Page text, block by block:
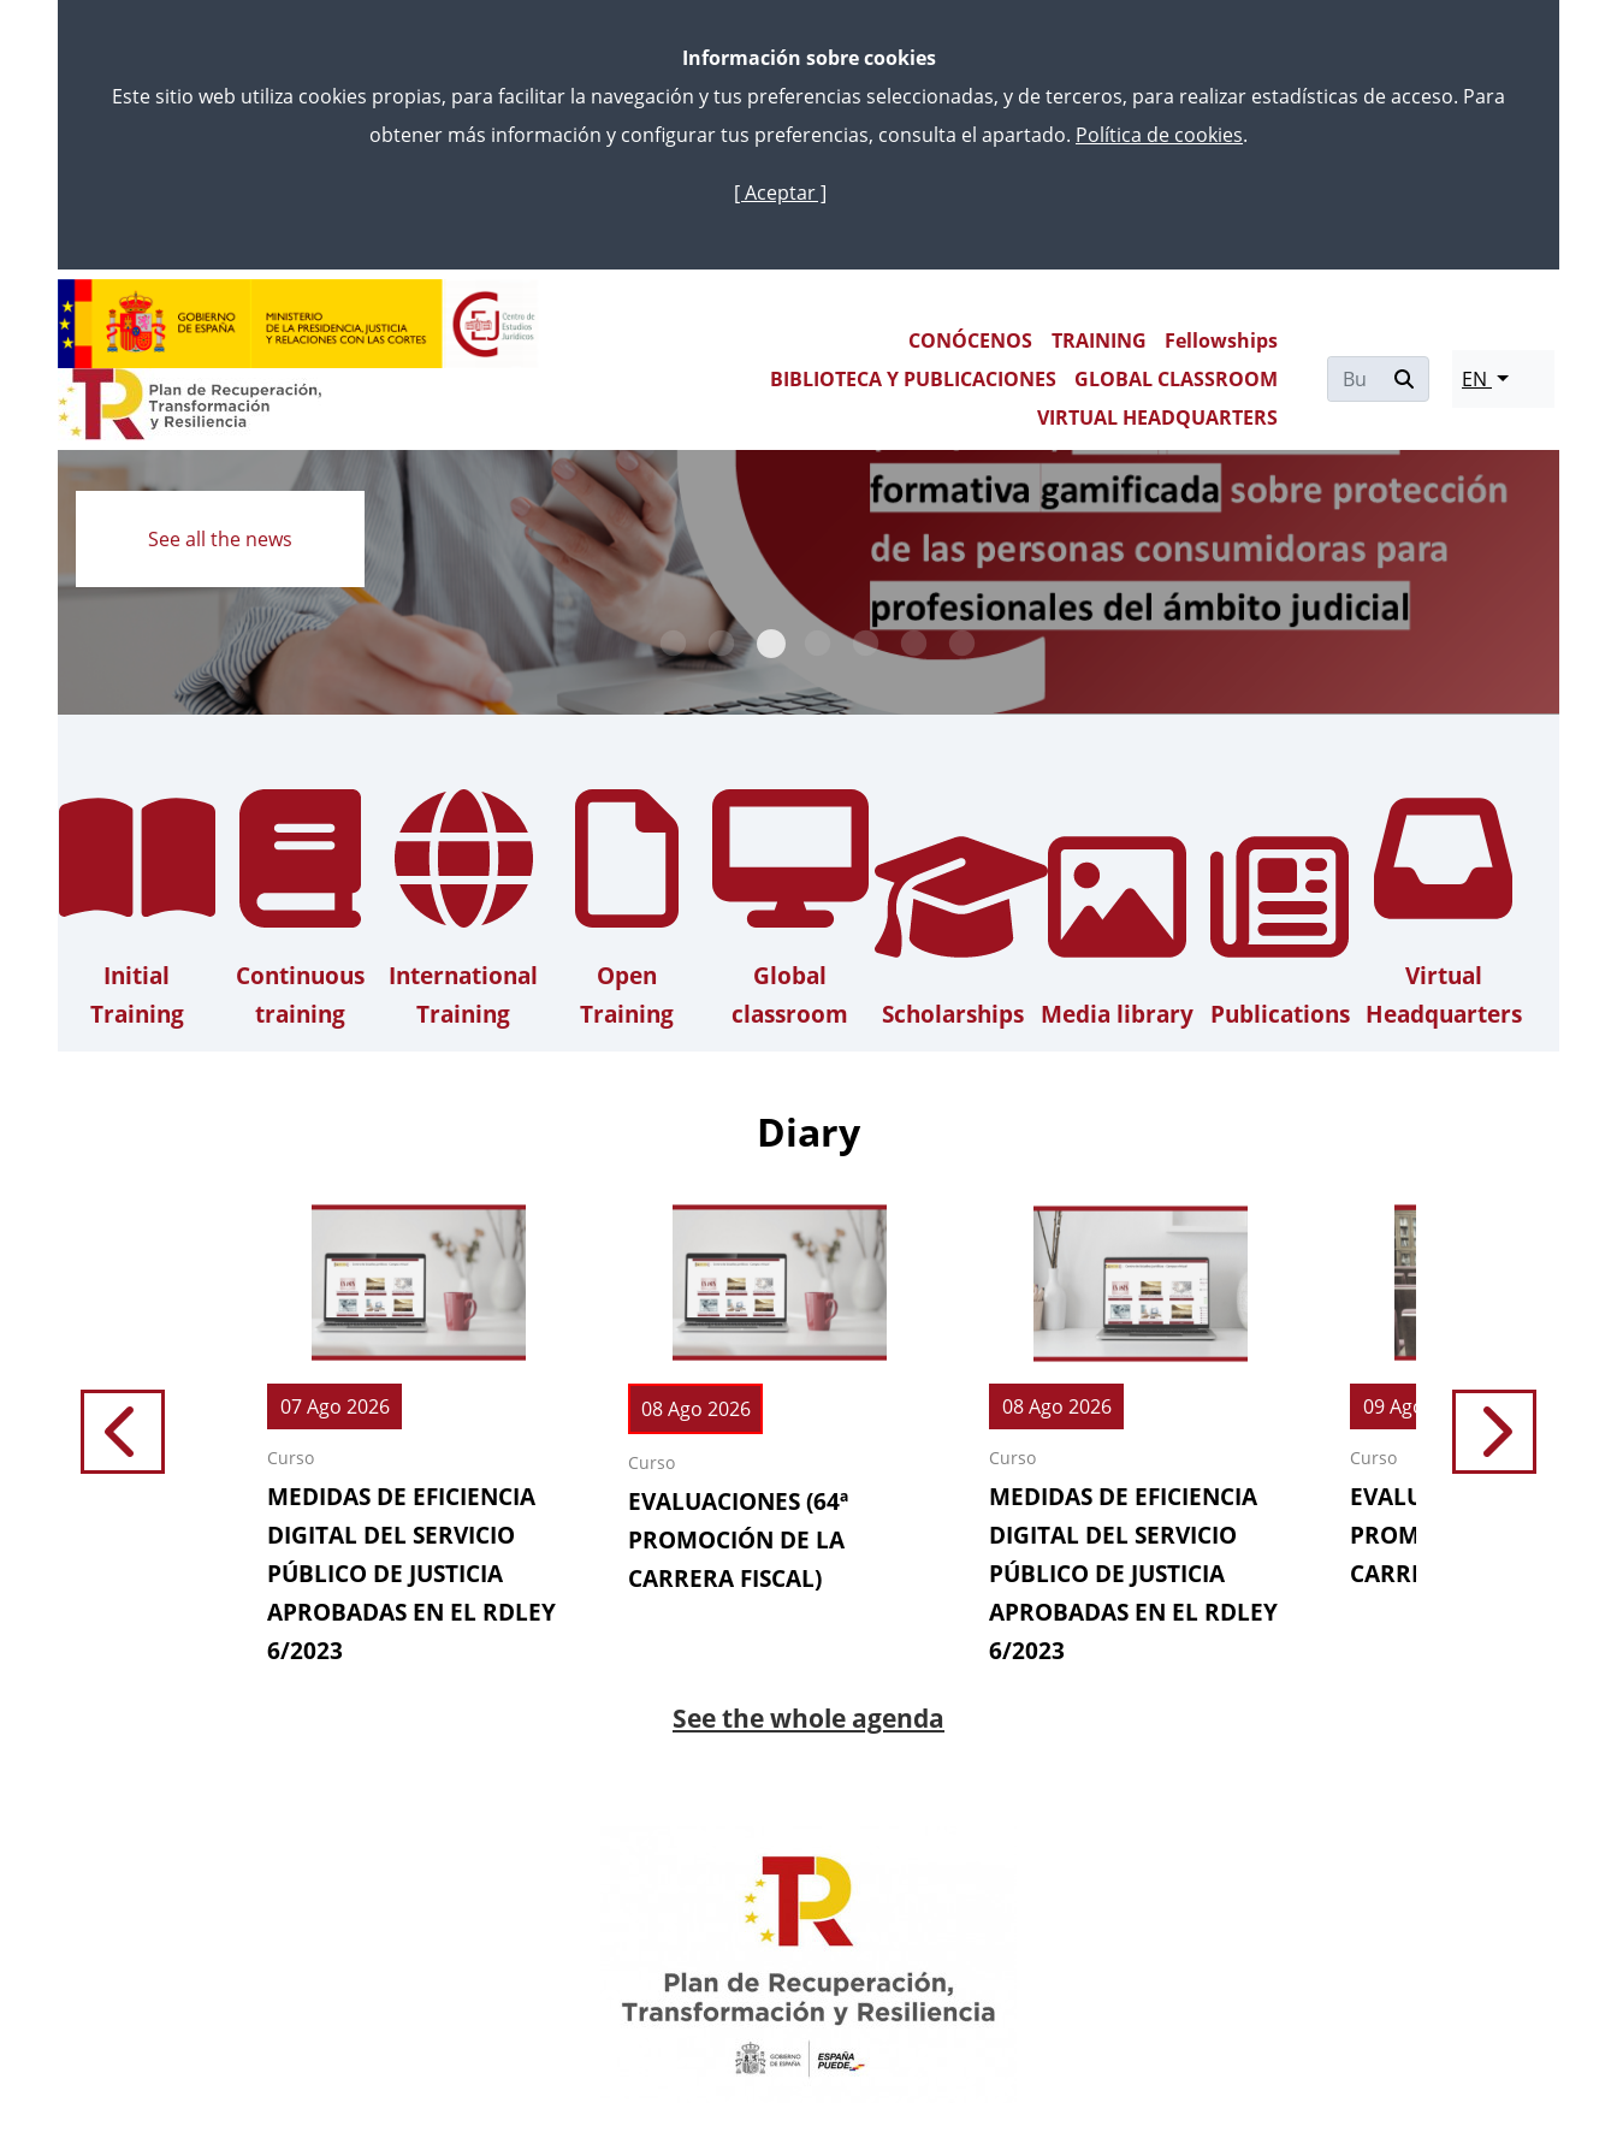
Skip
main
Información sobre cookies
Este sitio web utiliza cookies propias, para facilitar la navegación y tus preferencias seleccionadas, y de terceros, para realizar estadísticas de acceso. Para
obtener más información y configurar tus preferencias, consulta el apartado. Política de cookies.
[ Aceptar ]
Main navigation
CONÓCENOS TRAINING
Fellowships
BIBLIOTECA Y PUBLICACIONES
GLOBAL CLASSROOM
VIRTUAL HEADQUARTERS
EN
Read
more
See all the news
Initial
Training
Continuous
training
International
Training
Open
Training
Global
classroom
Scholarships Media library Publications
Virtual
Headquarters
Diary
07 Ago 2026
Curso
MEDIDAS DE EFICIENCIA
DIGITAL DEL SERVICIO
PÚBLICO DE JUSTICIA
APROBADAS EN EL RDLEY
6/2023
08 Ago 2026
Curso
EVALUACIONES (64ª
PROMOCIÓN DE LA
CARRERA FISCAL)
08 Ago 2026
Curso
MEDIDAS DE EFICIENCIA
DIGITAL DEL SERVICIO
PÚBLICO DE JUSTICIA
APROBADAS EN EL RDLEY
6/2023
09 Ago 2026
Curso
EVALUACIONES (64ª
PROMOCIÓN DE LA
CARRERA FISCAL)
See the whole agenda